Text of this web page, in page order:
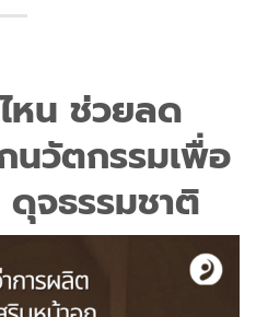
หน ช่วยลด
นวัตกรรมเพื่อ
จธรรมชาติ